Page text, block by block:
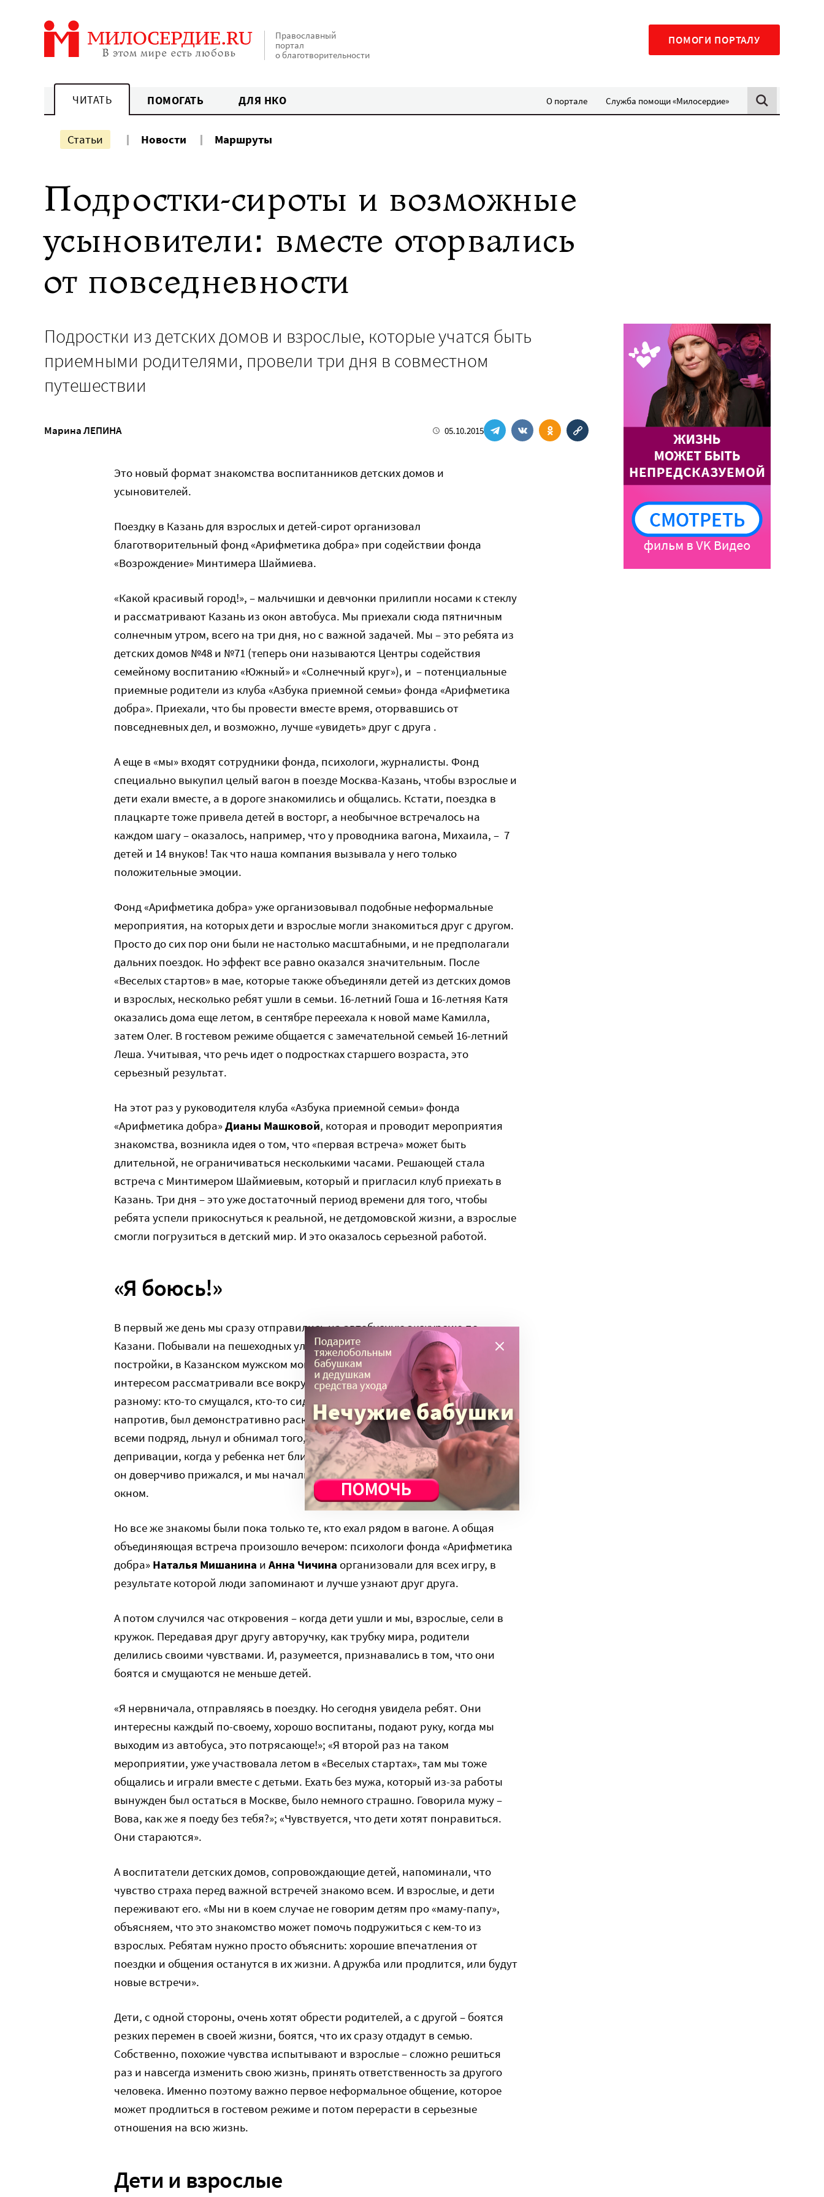
Православный
портал
о благотворительности
ПОМОГИ ПОРТАЛУ
ЧИТАТЬ ПОМОГАТЬ ДЛЯ НКО О портале Служба помощи «Милосердие»
Статьи Новости Маршруты
Подростки-сироты и возможные
усыновители: вместе оторвались
от повседневности
Подростки из детских домов и взрослые, которые учатся быть
приемными родителями, провели три дня в совместном
путешествии
Марина ЛЕПИНА 05.10.2015
Это новый формат знакомства воспитанников детских домов и
усыновителей.
Поездку в Казань для взрослых и детей-сирот организовал
благотворительный фонд «Арифметика добра» при содействии фонда
«Возрождение» Минтимера Шаймиева.
«Какой красивый город!», – мальчишки и девчонки прилипли носами к стеклу
и рассматривают Казань из окон автобуса. Мы приехали сюда пятничным
солнечным утром, всего на три дня, но с важной задачей. Мы – это ребята из
детских домов №48 и №71 (теперь они называются Центры содействия
семейному воспитанию «Южный» и «Солнечный круг»), и – потенциальные
приемные родители из клуба «Азбука приемной семьи» фонда «Арифметика
добра». Приехали, что бы провести вместе время, оторвавшись от
повседневных дел, и возможно, лучше «увидеть» друг с друга .
А еще в «мы» входят сотрудники фонда, психологи, журналисты. Фонд
специально выкупил целый вагон в поезде Москва-Казань, чтобы взрослые и
дети ехали вместе, а в дороге знакомились и общались. Кстати, поездка в
плацкарте тоже привела детей в восторг, а необычное встречалось на
каждом шагу – оказалось, например, что у проводника вагона, Михаила, – 7
детей и 14 внуков! Так что наша компания вызывала у него только
положительные эмоции.
Фонд «Арифметика добра» уже организовывал подобные неформальные
мероприятия, на которых дети и взрослые могли знакомиться друг с другом.
Просто до сих пор они были не настолько масштабными, и не предполагали
дальних поездок. Но эффект все равно оказался значительным. После
«Веселых стартов» в мае, которые также объединяли детей из детских домов
и взрослых, несколько ребят ушли в семьи. 16-летний Гоша и 16-летняя Катя
оказались дома еще летом, в сентябре переехала к новой маме Камилла,
затем Олег. В гостевом режиме общается с замечательной семьей 16-летний
Леша. Учитывая, что речь идет о подростках старшего возраста, это
серьезный результат.
На этот раз у руководителя клуба «Азбука приемной семьи» фонда
«Арифметика добра»Дианы Машковой, которая и проводит мероприятия
знакомства, возникла идея о том, что «первая встреча» может быть
длительной, не ограничиваться несколькими часами. Решающей стала
встреча с Минтимером Шаймиевым, который и пригласил клуб приехать в
Казань. Три дня – это уже достаточный период времени для того, чтобы
ребята успели прикоснуться к реальной, не детдомовской жизни, а взрослые
смогли погрузиться в детский мир. И это оказалось серьезной работой.
«Я боюсь!»
В первый же день мы сразу отправились на автобусную экскурсию по
Казани. Побывали на пешеходных улицах, где сохранены старинные
постройки, в Казанском мужском монастыре, в Казанском кремле. Ребята с
интересом рассматривали все вокруг. Со взрослыми дети вели себя по-
разному: кто-то смущался, кто-то сидел с наушниками в ушах, кто-то,
напротив, был демонстративно раскован. 9-летний Руслан знакомился со
всеми подряд, льнул и обнимал того, кто рядом. Классическое проявление
депривации, когда у ребенка нет близкого взрослого. Сев со мной в автобус,
он доверчиво прижался, и мы начали обсуждать меняющиеся картинки за
окном.
Но все же знакомы были пока только те, кто ехал рядом в вагоне. А общая
объединяющая встреча произошло вечером: психологи фонда «Арифметика
добра» Наталья Мишанина и Анна Чичина организовали для всех игру, в
результате которой люди запоминают и лучше узнают друг друга.
А потом случился час откровения – когда дети ушли и мы, взрослые, сели в
кружок. Передавая друг другу авторучку, как трубку мира, родители
делились своими чувствами. И, разумеется, признавались в том, что они
боятся и смущаются не меньше детей.
«Я нервничала, отправляясь в поездку. Но сегодня увидела ребят. Они
интересны каждый по-своему, хорошо воспитаны, подают руку, когда мы
выходим из автобуса, это потрясающе!»; «Я второй раз на таком
мероприятии, уже участвовала летом в «Веселых стартах», там мы тоже
общались и играли вместе с детьми. Ехать без мужа, который из-за работы
вынужден был остаться в Москве, было немного страшно. Говорила мужу –
Вова, как же я поеду без тебя?»; «Чувствуется, что дети хотят понравиться.
Они стараются».
А воспитатели детских домов, сопровождающие детей, напоминали, что
чувство страха перед важной встречей знакомо всем. И взрослые, и дети
переживают его. «Мы ни в коем случае не говорим детям про «маму-папу»,
объясняем, что это знакомство может помочь подружиться с кем-то из
взрослых. Ребятам нужно просто объяснить: хорошие впечатления от
поездки и общения останутся в их жизни. А дружба или продлится, или будут
новые встречи».
Дети, с одной стороны, очень хотят обрести родителей, а с другой – боятся
резких перемен в своей жизни, боятся, что их сразу отдадут в семью.
Собственно, похожие чувства испытывают и взрослые – сложно решиться
раз и навсегда изменить свою жизнь, принять ответственность за другого
человека. Именно поэтому важно первое неформальное общение, которое
может продлиться в гостевом режиме и потом перерасти в серьезные
отношения на всю жизнь.
Дети и взрослые